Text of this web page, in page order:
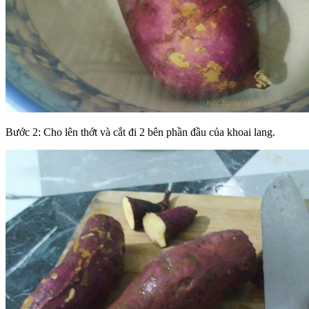
Bước 2: Cho lên thớt và cắt đi 2 bên phần đầu của khoai lang.